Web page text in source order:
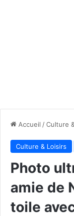
Accueil /Culture
Culture & Loisirs
Photo
amie de
toile